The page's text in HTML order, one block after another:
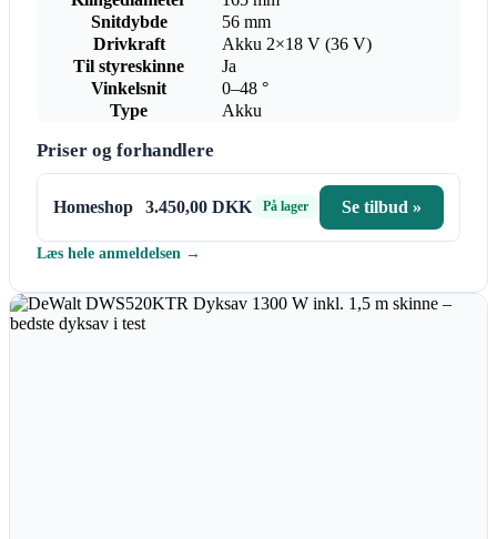
Snitdybde
56 mm
Drivkraft
Akku 2×18 V (36 V)
Til styreskinne
Ja
Vinkelsnit
0–48 °
Type
Akku
Priser og forhandlere
Homeshop 3.450,00 DKK På lager Se tilbud »
Læs hele anmeldelsen →